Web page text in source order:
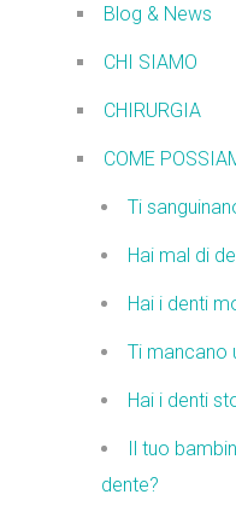
Blog & News
CHI SIAMO
CHIRURGIA
COME
Ti
Hai mal di
Hai i denti
Ti mancano
Hai i denti
Il tuo
dente?